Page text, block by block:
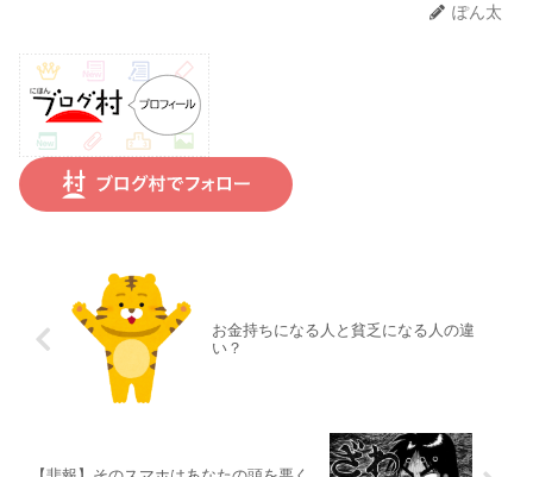
ぽん太
お金持ちになる人と貧乏になる人の違
い？